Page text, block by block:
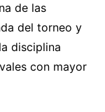
de las
del torneo y
disciplina
con mayor